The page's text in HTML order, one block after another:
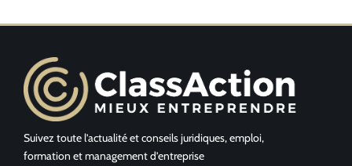
Suivez toute l’actualité et conseils juridiques, emploi,
formation et management d’entreprise